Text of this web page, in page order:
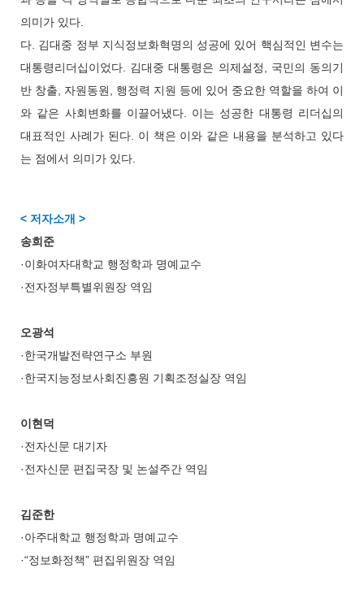
의미가 있다.
다. 김대중 정부 지식정보화혁명의 성공에 있어 핵심적인 변수는
대통령리더십이었다. 김대중 대통령은 의제설정, 국민의 동의기
반 창출, 자원동원, 행정력 지원 등에 있어 중요한 역할을 하여 이
와 같은 사회변화를 이끌어냈다. 이는 성공한 대통령 리더십의
대표적인 사례가 된다. 이 책은 이와 같은 내용을 분석하고 있다
는 점에서 의미가 있다.
< 저자소개 >
송희준
·이화여자대학교 행정학과 명예교수
·전자정부특별위원장 역임
오광석
·한국개발전략연구소 부원
·한국지능정보사회진흥원 기획조정실장 역임
이현덕
·전자신문 대기자
·전자신문 편집국장 및 논설주간 역임
김준한
·아주대학교 행정학과 명예교수
·“정보화정책” 편집위원장 역임